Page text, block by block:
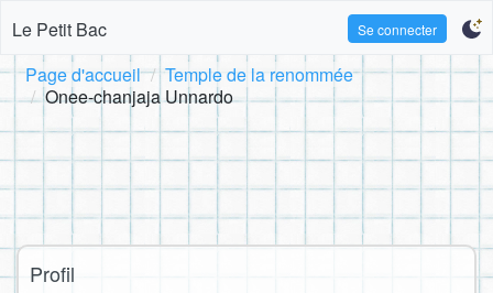
Le Petit Bac Se connecter
Page d'accueil
Temple de la renommée
Onee-chanjaja Unnardo
Profil